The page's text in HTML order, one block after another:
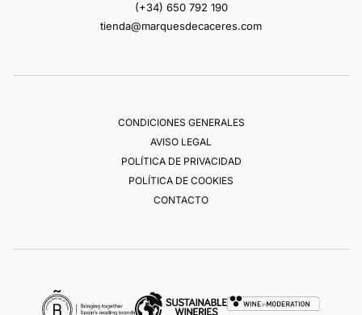
(+34) 650 792 190
tienda@marquesdecaceres.com
CONDICIONES GENERALES
AVISO LEGAL
POLÍTICA DE PRIVACIDAD
POLÍTICA DE COOKIES
CONTACTO